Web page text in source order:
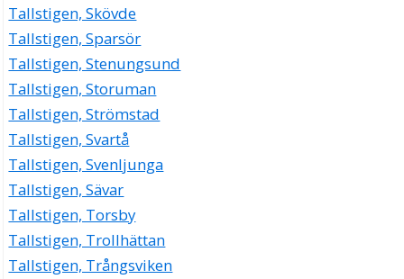
Tallstigen, Skövde
Tallstigen, Sparsör
Tallstigen, Stenungsund
Tallstigen, Storuman
Tallstigen, Strömstad
Tallstigen, Svartå
Tallstigen, Svenljunga
Tallstigen, Sävar
Tallstigen, Torsby
Tallstigen, Trollhättan
Tallstigen, Trångsviken